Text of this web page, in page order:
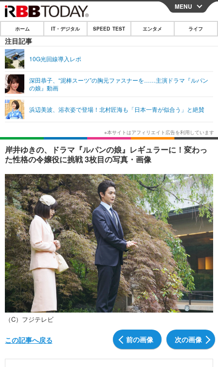
CLOSE
ホーム
IT・デジタル
ネタ
ショッピング その他
SPEED TEST
エンタメ
エンタメTOP 映画・ドラマ
韓国・芸能
音楽 スポーツ
ショッピング その他
ライフ
ライフTOP グルメ
ペット ショッピング
その他
リリース一覧
プッシュ通知の停止方法
MENU
ホーム IT・デジタル SPEED TEST エンタメ ライフ
注目記事
10G光回線導入レポ
深田恭子、“泥棒スーツ”の胸元ファスナーを……主演ドラマ『ルパン
の娘』動画
浜辺美波、浴衣姿で登場！北村匠海も「日本一青が似合う」と絶賛
岸井ゆきの、ドラマ『ルパンの娘』レギュラーに！変わっ
た性格の令嬢役に挑戦 3枚目の写真・画像
（C）フジテレビ
前の画像 次の画像
この記事へ戻る